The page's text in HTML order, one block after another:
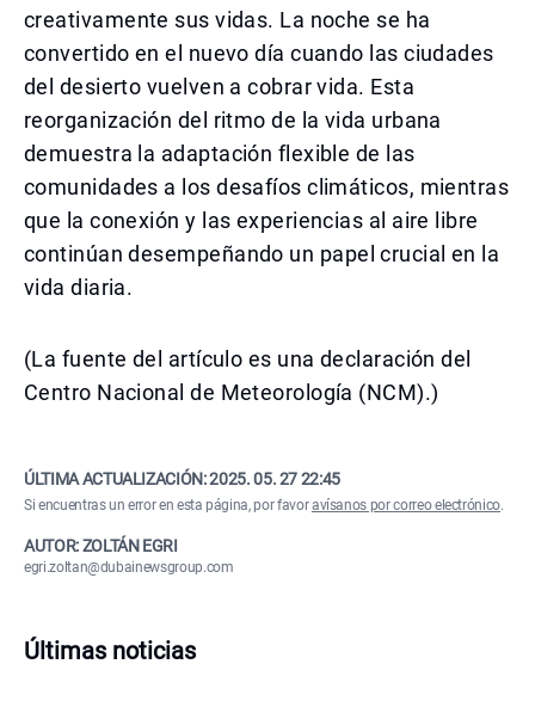
creativamente sus vidas. La noche se ha
convertido en el nuevo día cuando las ciudades
del desierto vuelven a cobrar vida. Esta
reorganización del ritmo de la vida urbana
demuestra la adaptación flexible de las
comunidades a los desafíos climáticos, mientras
que la conexión y las experiencias al aire libre
continúan desempeñando un papel crucial en la
vida diaria.
(La fuente del artículo es una declaración del
Centro Nacional de Meteorología (NCM).)
ÚLTIMA ACTUALIZACIÓN:2025. 05. 27 22:45
Si encuentras un error en esta página, por favoravísanos por correo electrónico.
AUTOR: ZOLTÁN EGRI
egri.zoltan@dubainewsgroup.com
Últimas noticias